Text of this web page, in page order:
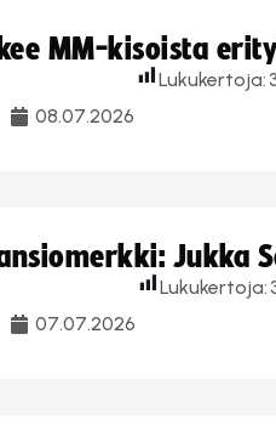
MM-kisoista
08.07.2026
Lukukertoja:
Jukka
07.07.2026
Lukukertoja: